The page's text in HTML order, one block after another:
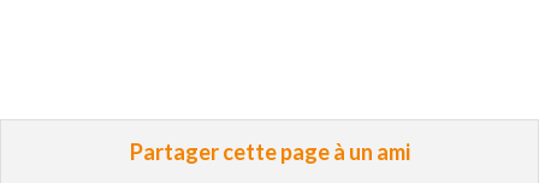
Partager cette page à un ami